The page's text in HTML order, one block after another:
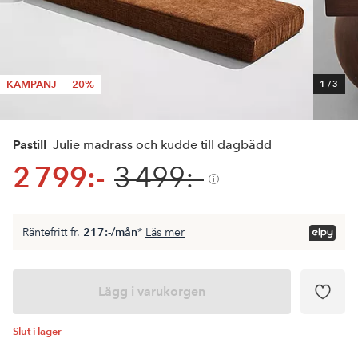
KAMPANJ -20% 1 /3
Pastill Julie madrass och kudde till dagbädd
2 799:- 3 499:-
Räntefritt fr. 217:-/mån* Läs mer
Lägg i varukorgen
Slut i lager